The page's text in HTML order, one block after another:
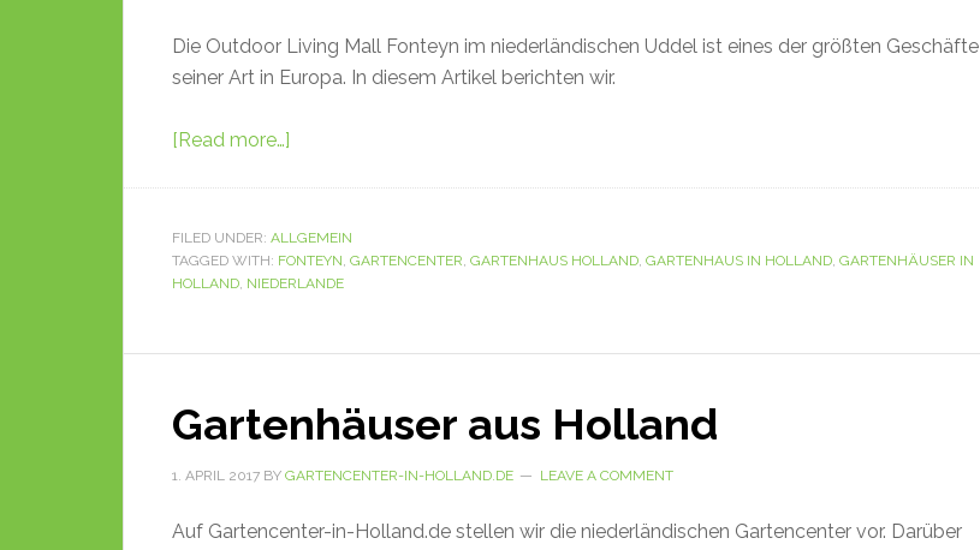
Die Outdoor Living Mall Fonteyn im niederländischen Uddel ist eines der größten Geschäfte
seiner Art in Europa. In diesem Artikel berichten wir.
[Read more…]
FILED UNDER: ALLGEMEIN
TAGGED WITH: FONTEYN, GARTENCENTER, GARTENHAUS HOLLAND, GARTENHAUS IN HOLLAND, GARTENHÄUSER IN
HOLLAND, NIEDERLANDE
Gartenhäuser aus Holland
1. APRIL 2017 BY GARTENCENTER-IN-HOLLAND.DE LEAVE A COMMENT
Auf Gartencenter-in-Holland.de stellen wir die niederländischen Gartencenter vor. Darüber